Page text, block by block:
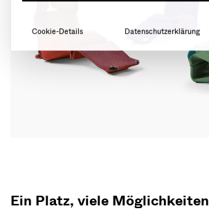
Ein Platz, viele Möglichkeiten